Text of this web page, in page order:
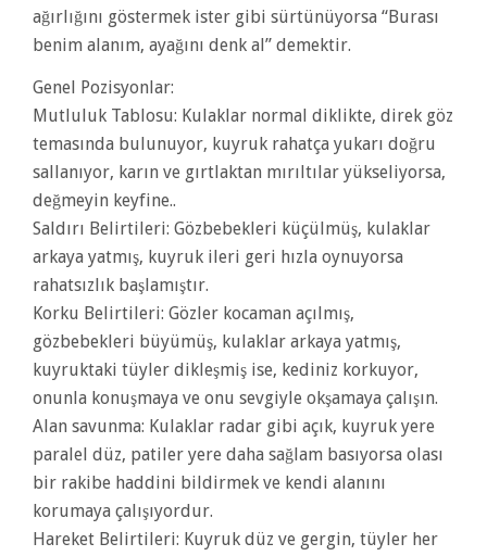
ağırlığını göstermek ister gibi sürtünüyorsa “Burası
benim alanım, ayağını denk al” demektir.
Genel Pozisyonlar:
Mutluluk Tablosu: Kulaklar normal diklikte, direk göz
temasında bulunuyor, kuyruk rahatça yukarı doğru
sallanıyor, karın ve gırtlaktan mırıltılar yükseliyorsa,
değmeyin keyfine..
Saldırı Belirtileri: Gözbebekleri küçülmüş, kulaklar
arkaya yatmış, kuyruk ileri geri hızla oynuyorsa
rahatsızlık başlamıştır.
Korku Belirtileri: Gözler kocaman açılmış,
gözbebekleri büyümüş, kulaklar arkaya yatmış,
kuyruktaki tüyler dikleşmiş ise, kediniz korkuyor,
onunla konuşmaya ve onu sevgiyle okşamaya çalışın.
Alan savunma: Kulaklar radar gibi açık, kuyruk yere
paralel düz, patiler yere daha sağlam basıyorsa olası
bir rakibe haddini bildirmek ve kendi alanını
korumaya çalışıyordur.
Hareket Belirtileri: Kuyruk düz ve gergin, tüyler her